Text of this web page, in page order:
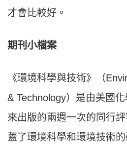
才會比較好。
期刊小檔案
《環境科學與技術》（
& Technology）是由美國
來出版的兩週一次的同行
蓋了環境科學和環境技術